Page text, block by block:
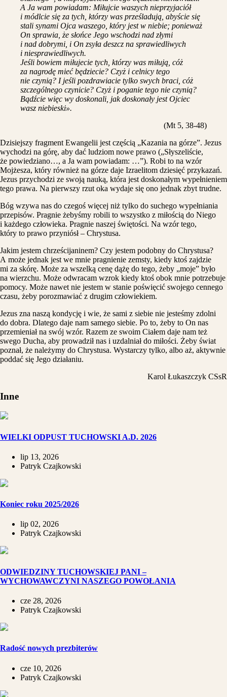
A Ja wam powiadam: Miłujcie waszych nieprzyjaciół
i módlcie się za tych, którzy was prześladują, abyście się
stali synami Ojca waszego, który jest w niebie; ponieważ
On sprawia, że słońce Jego wschodzi nad złymi
i nad dobrymi, i On zsyła deszcz na sprawiedliwych
i niesprawiedliwych.
Jeśli bowiem miłujecie tych, którzy was miłują, cóż
za nagrodę mieć będziecie? Czyż i celnicy tego
nie czynią? I jeśli pozdrawiacie tylko swych braci, cóż
szczególnego czynicie? Czyż i poganie tego nie czynią?
Bądźcie więc wy doskonali, jak doskonały jest Ojciec
wasz niebieski».
(Mt 5, 38-48)
Dzisiejszy fragment Ewangelii jest częścią „Kazania na górze”. Jezus
wychodzi na górę, aby dać ludziom nowe prawo („Słyszeliście,
że powiedziano…, a Ja wam powiadam: …”). Robi to na wzór
Mojżesza, który również na górze daje Izraelitom dziesięć przykazań.
Jezus przychodzi ze swoją nauką, która jest doskonałym wypełnieniem
tego prawa. Na pierwszy rzut oka wydaje się ono jednak zbyt trudne.
Bóg wzywa nas do czegoś więcej niż tylko do suchego wypełniania
przepisów. Pragnie żebyśmy robili to wszystko z miłością do Niego
i każdego człowieka. Pragnie naszej świętości. Na wzór tego,
który to prawo przyniósł – Chrystusa.
Jakim jestem chrześcijaninem? Czy jestem podobny do Chrystusa?
A może jednak jest we mnie pragnienie zemsty, kiedy ktoś zajdzie
mi za skórę. Może za wszelką cenę dążę do tego, żeby „moje” było
na wierzchu. Może odwracam wzrok kiedy ktoś obok mnie potrzebuje
pomocy. Może nawet nie jestem w stanie poświęcić swojego cennego
czasu, żeby porozmawiać z drugim człowiekiem.
Jezus zna naszą kondycję i wie, że sami z siebie nie jesteśmy zdolni
do dobra. Dlatego daje nam samego siebie. Po to, żeby to On nas
przemieniał na swój wzór. Razem ze swoim Ciałem daje nam też
swego Ducha, aby prowadził nas i uzdalniał do miłości. Żeby świat
poznał, że należymy do Chrystusa. Wystarczy tylko, albo aż, aktywnie
poddać się Jego działaniu.
Karol Łukaszczyk CSsR
Inne
WIELKI ODPUST TUCHOWSKI A.D. 2026
lip 13, 2026
Patryk Czajkowski
Koniec roku 2025/2026
lip 02, 2026
Patryk Czajkowski
ODWIEDZINY TUCHOWSKIEJ PANI –
WYCHOWAWCZYNI NASZEGO POWOŁANIA
cze 28, 2026
Patryk Czajkowski
Radość nowych prezbiterów
cze 10, 2026
Patryk Czajkowski